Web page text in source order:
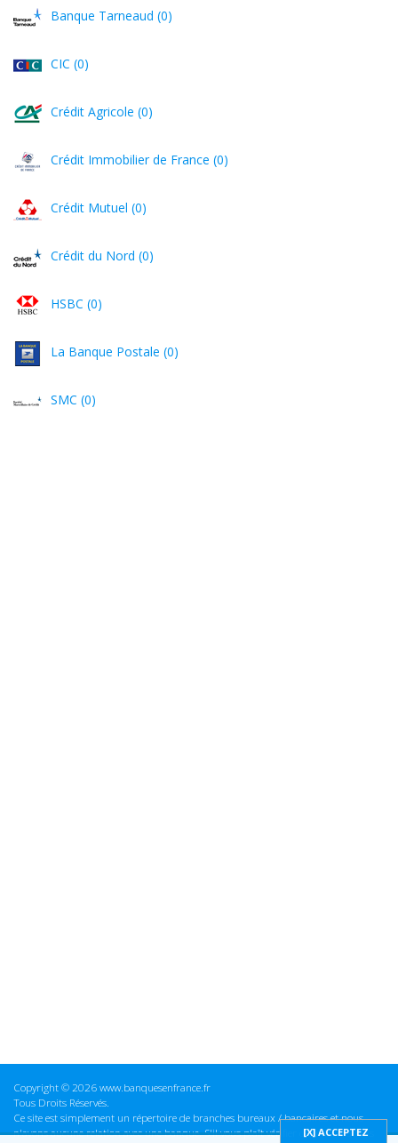
Banque Tarneaud (0)
CIC (0)
Crédit Agricole (0)
Crédit Immobilier de France (0)
Crédit Mutuel (0)
Crédit du Nord (0)
HSBC (0)
La Banque Postale (0)
SMC (0)
Copyright © 2026 www.banquesenfrance.fr
Tous Droits Réservés.
Ce site est simplement un répertoire de branches bureaux / bancaires et nous
n'avons aucune relation avec une banque. S'il vous plaît vérifier ces informations